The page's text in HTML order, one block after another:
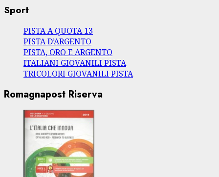
Sport
PISTA A QUOTA 13
PISTA D’ARGENTO
PISTA, ORO E ARGENTO
ITALIANI GIOVANILI PISTA
TRICOLORI GIOVANILI PISTA
Romagnapost Riserva